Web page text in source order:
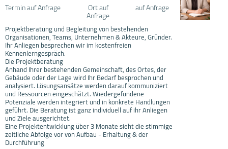
Termin auf Anfrage Ort auf
Anfrage
auf Anfrage
Projektberatung und Begleitung von bestehenden
Organisationen, Teams, Unternehmen & Akteure, Gründer.
Ihr Anliegen besprechen wir im kostenfreien
Kennenlerngespräch.
Die Projektberatung
Anhand Ihrer bestehenden Gemeinschaft, des Ortes, der
Gebäude oder der Lage wird Ihr Bedarf besprochen und
analysiert. Lösungsansätze werden darauf kommuniziert
und Ressourcen eingeschätzt. Wiedergefundene
Potenziale werden integriert und in konkrete Handlungen
geführt. Die Beratung ist ganz individuell auf ihr Anliegen
und Ziele ausgerichtet.
Eine Projektentwicklung über 3 Monate sieht die stimmige
zeitliche Abfolge vor von Aufbau - Erhaltung & der
Durchführung